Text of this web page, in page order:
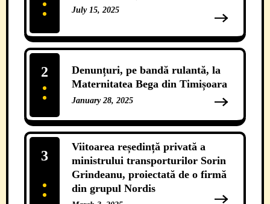
July 15, 2025
Denunțuri, pe bandă rulantă, la
Maternitatea Bega din Timișoara
January 28, 2025
2
Viitoarea reședință privată a
ministrului transporturilor Sorin
Grindeanu, proiectată de o firmă
din grupul Nordis
3